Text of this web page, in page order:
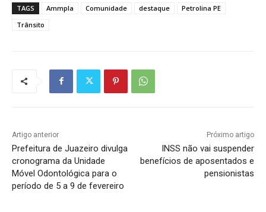
TAGS Ammpla Comunidade destaque
Petrolina PE
Trânsito
Artigo anterior
Prefeitura de Juazeiro divulga
cronograma da Unidade
Móvel Odontológica para o
período de 5 a 9 de fevereiro
Próximo artigo
INSS não vai suspender
benefícios de aposentados e
pensionistas